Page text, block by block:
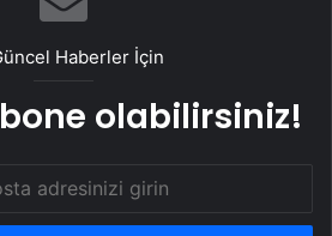
Haberler İçin
olabilirsiniz!